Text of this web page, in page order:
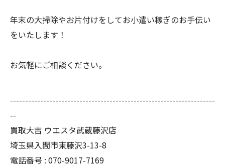
年末の大掃除やお片付けをしてお小遣い稼ぎのお手伝い
をいたします！
お気軽にご相談ください。
--------------------------------------------------------------------
--
買取大吉 ウエスタ武蔵藤沢店
埼玉県入間市東藤沢3-13-8
電話番号 : 070-9017-7169